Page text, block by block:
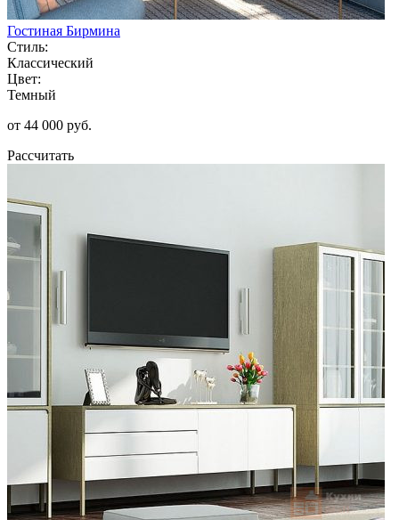
Гостиная Бирмина
Стиль:
Классический
Цвет:
Темный
от 44 000 руб.
Рассчитать